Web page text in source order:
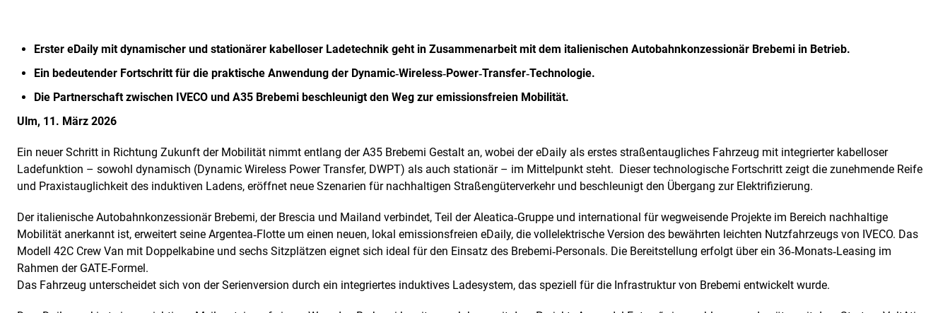
Erster eDaily mit dynamischer und stationärer kabelloser Ladetechnik geht in Zusammenarbeit mit dem italienischen Autobahnkonzessionär Brebemi in Betrieb.
Ein bedeutender Fortschritt für die praktische Anwendung der Dynamic‑Wireless‑Power‑Transfer‑Technologie.
Die Partnerschaft zwischen IVECO und A35 Brebemi beschleunigt den Weg zur emissionsfreien Mobilität.
Ulm, 11. März 2026
Ein neuer Schritt in Richtung Zukunft der Mobilität nimmt entlang der A35 Brebemi Gestalt an, wobei der eDaily als erstes straßentaugliches Fahrzeug mit integrierter kabelloser
Ladefunktion – sowohl dynamisch (Dynamic Wireless Power Transfer, DWPT) als auch stationär – im Mittelpunkt steht. Dieser technologische Fortschritt zeigt die zunehmende Reife
und Praxistauglichkeit des induktiven Ladens, eröffnet neue Szenarien für nachhaltigen Straßengüterverkehr und beschleunigt den Übergang zur Elektrifizierung.
Der italienische Autobahnkonzessionär Brebemi, der Brescia und Mailand verbindet, Teil der Aleatica‑Gruppe und international für wegweisende Projekte im Bereich nachhaltige
Mobilität anerkannt ist, erweitert seine Argentea‑Flotte um einen neuen, lokal emissionsfreien eDaily, die vollelektrische Version des bewährten leichten Nutzfahrzeugs von IVECO. Das
Modell 42C Crew Van mit Doppelkabine und sechs Sitzplätzen eignet sich ideal für den Einsatz des Brebemi‑Personals. Die Bereitstellung erfolgt über ein 36‑Monats‑Leasing im
Rahmen der GATE‑Formel.
Das Fahrzeug unterscheidet sich von der Serienversion durch ein integriertes induktives Ladesystem, das speziell für die Infrastruktur von Brebemi entwickelt wurde.